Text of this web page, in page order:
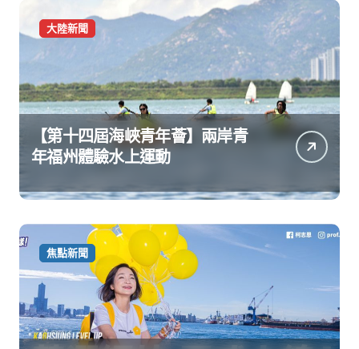
大陸新聞
【第十四屆海峽青年薈】兩岸青
年福州體驗水上運動
焦點新聞